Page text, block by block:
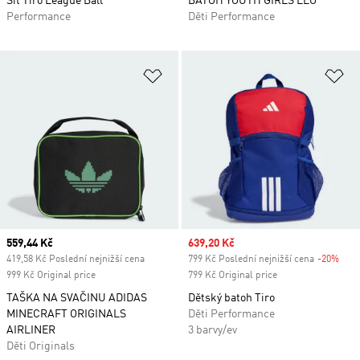
Performance
Děti Performance
Přidat do seznamu přání
Current price
559,44 Kč
419,58 Kč Poslední nejnižší cena
999 Kč Original price
TAŠKA NA SVAČINU ADIDAS
MINECRAFT ORIGINALS
AIRLINER
Děti Originals
Sale price
639,20 Kč
799 Kč Poslední nejnižší cena -20%
799 Kč Original price
Dětský batoh Tiro
Děti Performance
3 barvy/ev